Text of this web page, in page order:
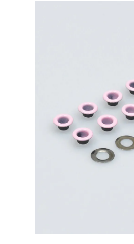
латунь,